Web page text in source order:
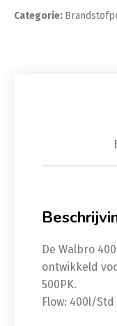
Categorie:
De Walbro
ontwikkeld
500PK.
Flow: 400l/Std